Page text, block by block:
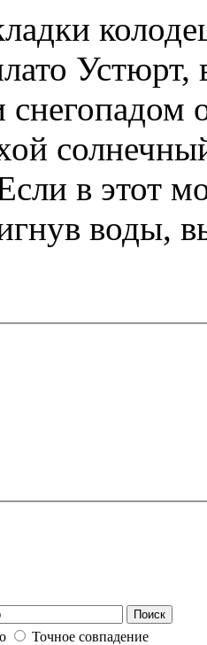
в этот
воды,
Поиск
Точное совпадение